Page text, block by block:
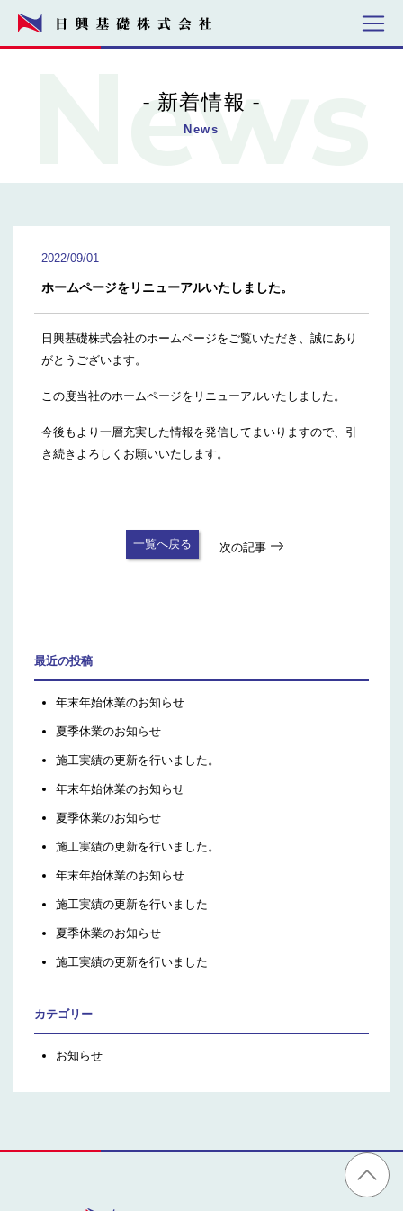
新着情報
News
2022/09/01
ホームページをリニューアルいたしました。
日興基礎株式会社のホームページをご覧いただき、誠にあり
がとうございます。
この度当社のホームページをリニューアルいたしました。
今後もより一層充実した情報を発信してまいりますので、引
き続きよろしくお願いいたします。
一覧へ戻る 次の記事
最近の投稿
年末年始休業のお知らせ
夏季休業のお知らせ
施工実績の更新を行いました。
年末年始休業のお知らせ
夏季休業のお知らせ
施工実績の更新を行いました。
年末年始休業のお知らせ
施工実績の更新を行いました
夏季休業のお知らせ
施工実績の更新を行いました
カテゴリー
お知らせ